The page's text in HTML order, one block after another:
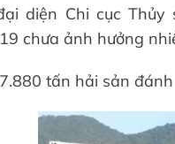
diện Chi cục
chưa ảnh hưởng
tấn hải sản